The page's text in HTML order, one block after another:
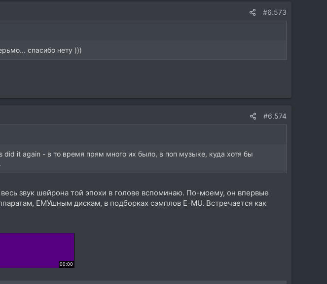
#6.573
спасибо нету )))
#6.574
did it again - в то время прям много их было, в поп музыке, куда хотя бы
звук шейрона той эпохи в голове вспоминаю. По-моему, он впервые
ЕМУшным дискам, в подборках сэмплов E-MU. Встречается как